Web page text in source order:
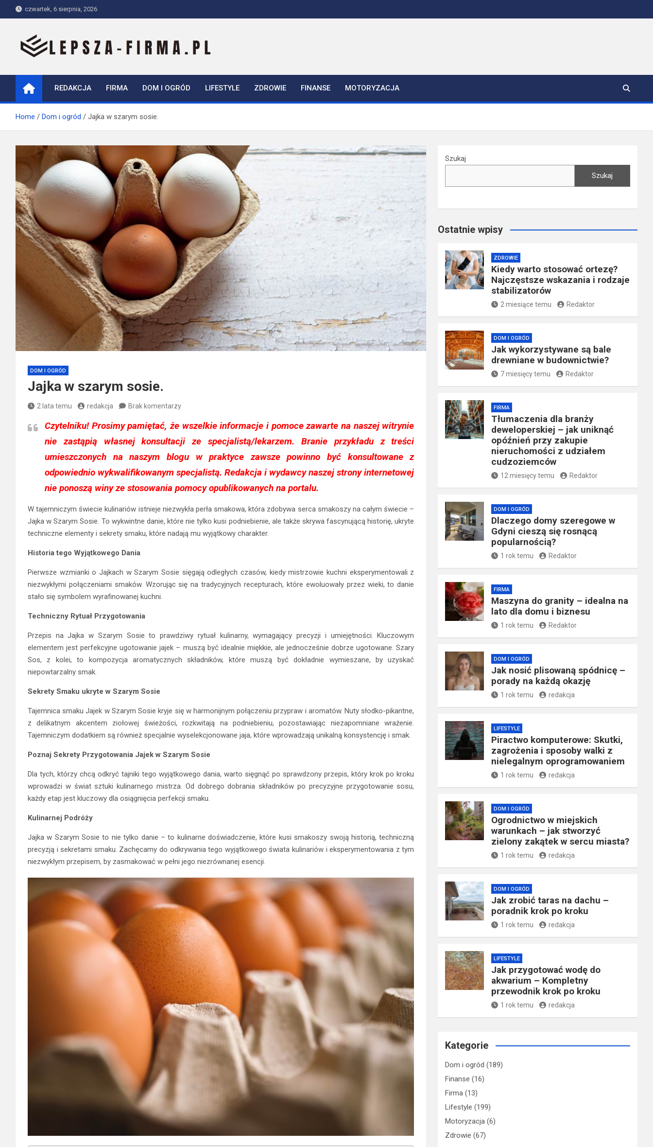
to
czwartek, 6 sierpnia, 2026
Lepsza-firma.pl
REDAKCJA FIRMA DOM I OGRÓD LIFESTYLE ZDROWIE FINANSE MOTORYZACJA
Home Dom i ogród Jajka w szarym sosie.
DOM I OGRÓD
Jajka w szarym sosie.
2 lata temu redakcja Brak komentarzy
Czytelniku!Prosimy pamiętać, że wszelkie informacje i pomoce zawarte na naszej witrynie
nie zastąpią własnej konsultacji ze specjalistą/lekarzem. Branie przykładu z treści
umieszczonych na naszym blogu w praktyce zawsze powinno być konsultowane z
odpowiednio wykwalifikowanym specjalistą. Redakcja i wydawcy naszej strony internetowej
nie ponoszą winy ze stosowania pomocy opublikowanych na portalu.
W tajemniczym świecie kulinariów istnieje niezwykła perła smakowa, która zdobywa serca smakoszy na całym świecie –
Jajka w Szarym Sosie. To wykwintne danie, które nie tylko kusi podniebienie, ale także skrywa fascynującą historię, ukryte
techniczne elementy i sekrety smaku, które nadają mu wyjątkowy charakter.
Historia tego Wyjątkowego Dania
Pierwsze wzmianki o Jajkach w Szarym Sosie sięgają odległych czasów, kiedy mistrzowie kuchni eksperymentowali z
niezwykłymi połączeniami smaków. Wzorując się na tradycyjnych recepturach, które ewoluowały przez wieki, to danie
stało się symbolem wyrafinowanej kuchni.
Techniczny Rytuał Przygotowania
Przepis na Jajka w Szarym Sosie to prawdziwy rytuał kulinarny, wymagający precyzji i umiejętności. Kluczowym
elementem jest perfekcyjne ugotowanie jajek – muszą być idealnie miękkie, ale jednocześnie dobrze ugotowane. Szary
Sos, z kolei, to kompozycja aromatycznych składników, które muszą być dokładnie wymieszane, by uzyskać
niepowtarzalny smak.
Sekrety Smaku ukryte w Szarym Sosie
Tajemnica smaku Jajek w Szarym Sosie kryje się w harmonijnym połączeniu przypraw i aromatów. Nuty słodko-pikantne,
z delikatnym akcentem ziołowej świeżości, rozkwitają na podniebieniu, pozostawiając niezapomniane wrażenie.
Tajemniczym dodatkiem są również specjalnie wyselekcjonowane jaja, które wprowadzają unikalną konsystencję i smak.
Poznaj Sekrety Przygotowania Jajek w Szarym Sosie
Dla tych, którzy chcą odkryć tajniki tego wyjątkowego dania, warto sięgnąć po sprawdzony przepis, który krok po kroku
wprowadzi w świat sztuki kulinarnego mistrza. Od dobrego dobrania składników po precyzyjne przygotowanie sosu,
każdy etap jest kluczowy dla osiągnięcia perfekcji smaku.
Kulinarnej Podróży
Jajka w Szarym Sosie to nie tylko danie – to kulinarne doświadczenie, które kusi smakoszy swoją historią, techniczną
precyzją i sekretami smaku. Zachęcamy do odkrywania tego wyjątkowego świata kulinariów i eksperymentowania z tym
niezwykłym przepisem, by zasmakować w pełni jego niezrównanej esencji.
Szukaj
Szukaj
Ostatnie wpisy
ZDROWIE
Kiedy warto stosować ortezę?
Najczęstsze wskazania i rodzaje
stabilizatorów
2 miesiące temu Redaktor
DOM I OGRÓD
Jak wykorzystywane są bale
drewniane w budownictwie?
7 miesięcy temu Redaktor
FIRMA
Tłumaczenia dla branży
deweloperskiej – jak uniknąć
opóźnień przy zakupie
nieruchomości z udziałem
cudzoziemców
12 miesięcy temu Redaktor
DOM I OGRÓD
Dlaczego domy szeregowe w
Gdyni cieszą się rosnącą
popularnością?
1 rok temu Redaktor
FIRMA
​Maszyna do granity – idealna na
lato dla domu i biznesu
1 rok temu Redaktor
DOM I OGRÓD
Jak nosić plisowaną spódnicę –
porady na każdą okazję
1 rok temu redakcja
LIFESTYLE
Piractwo komputerowe: Skutki,
zagrożenia i sposoby walki z
nielegalnym oprogramowaniem
1 rok temu redakcja
DOM I OGRÓD
Ogrodnictwo w miejskich
warunkach – jak stworzyć
zielony zakątek w sercu miasta?
1 rok temu redakcja
DOM I OGRÓD
Jak zrobić taras na dachu –
poradnik krok po kroku
1 rok temu redakcja
LIFESTYLE
Jak przygotować wodę do
akwarium – Kompletny
przewodnik krok po kroku
1 rok temu redakcja
Kategorie
Dom i ogród (189)
Finanse (16)
Firma (13)
Lifestyle (199)
Motoryzacja (6)
Zdrowie (67)